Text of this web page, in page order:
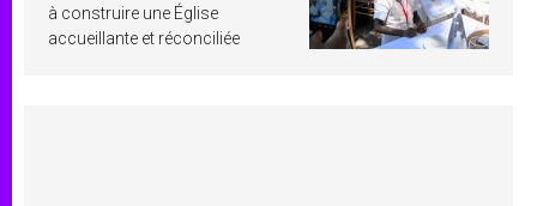
à construire une Église
accueillante et réconciliée